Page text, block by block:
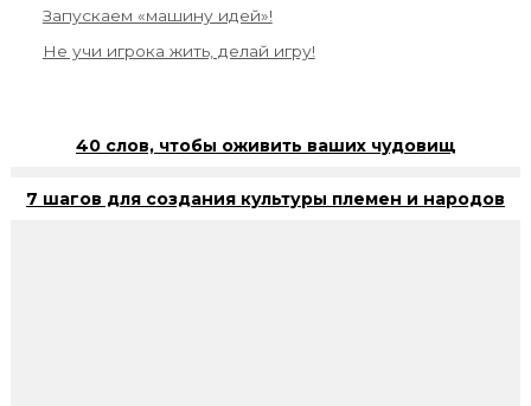
Запускаем «машину идей»!
Не учи игрока жить, делай игру!
40 слов, чтобы оживить ваших чудовищ
7 шагов для создания культуры племен и народов